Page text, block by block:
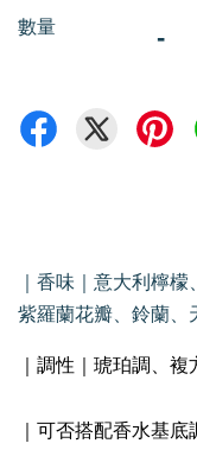
數量 -
｜香味｜意大利檸
紫羅蘭花瓣、鈴蘭、
｜調性｜琥珀調、複
｜可否搭配香水基